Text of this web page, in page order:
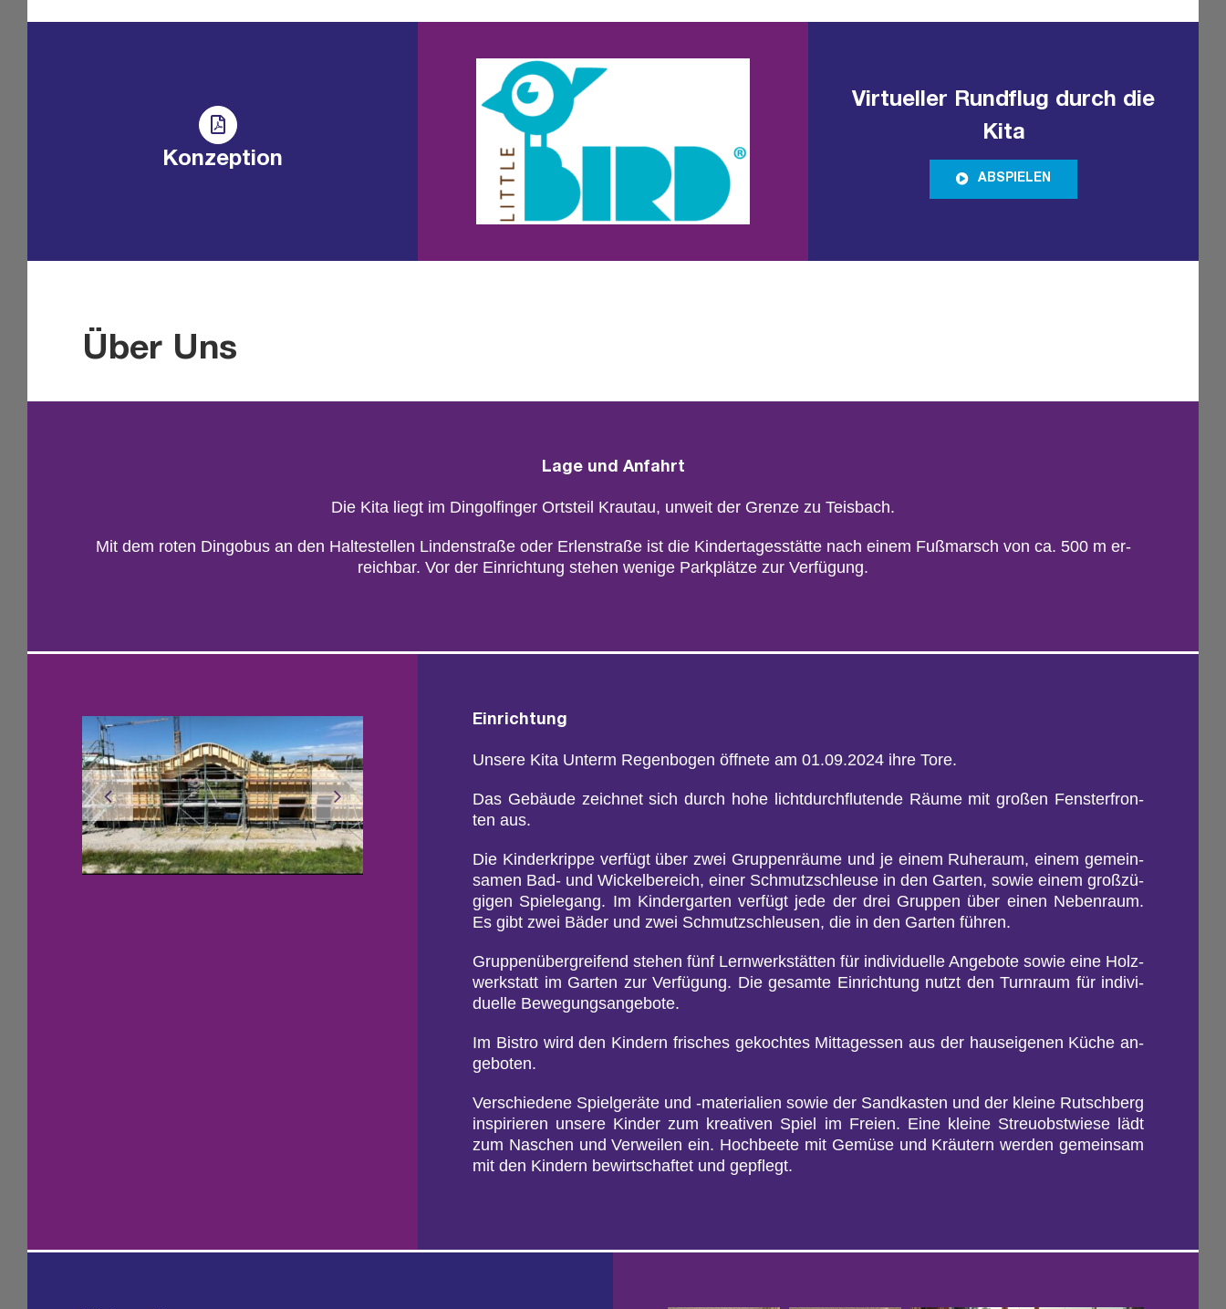
Konzeption
Virtueller Rundflug durch die
Kita
ABSPIELEN
Über Uns
Lage und An­fahrt
Die Kita liegt im Din­gol­fin­ger Orts­teil Krautau, un­weit der Gren­ze zu Teis­bach.
Mit dem roten Din­go­bus an den Hal­te­stel­len Lin­den­stra­ße oder Er­len­stra­ße ist die Kin­der­ta­ges­stät­te nach einem Fu­ß­marsch von ca. 500 m er­
reich­bar. Vor der Ein­rich­tung ste­hen we­ni­ge Park­plät­ze zur Ver­fü­gung.
Ein­rich­tung
Un­se­re Kita Un­term Re­gen­bo­gen öff­ne­te am 01.09.2024 ihre Tore.
Das Ge­bäu­de zeich­net sich durch hohe licht­durch­flu­ten­de Räume mit gro­ßen Fens­ter­fron­
ten aus.
Die Kin­der­krip­pe ver­fügt über zwei Grup­pen­räu­me und je einem Ru­he­raum, einem ge­mein­
sa­men Bad- und Wi­ckel­be­reich, einer Schmutz­schleu­se in den Gar­ten, sowie einem gro­ß­zü­
gi­gen Spie­le­gang. Im Kin­der­gar­ten ver­fügt jede der drei Grup­pen über einen Ne­ben­raum.
Es gibt zwei Bäder und zwei Schmutz­schleu­sen, die in den Gar­ten füh­ren.
Grup­pen­über­grei­fend ste­hen fünf Lern­werk­stät­ten für in­di­vi­du­el­le An­ge­bo­te sowie eine Holz­
werk­statt im Gar­ten zur Ver­fü­gung. Die ge­sam­te Ein­rich­tung nutzt den Turn­raum für in­di­vi­
du­el­le Be­we­gungs­an­ge­bo­te.
Im Bis­tro wird den Kin­dern fri­sches ge­koch­tes Mit­tag­essen aus der haus­ei­ge­nen Küche an­
ge­bo­ten.
Ver­schie­de­ne Spiel­ge­rä­te und -ma­te­ria­li­en sowie der Sand­kas­ten und der klei­ne Rutsch­berg
in­spi­rie­ren un­se­re Kin­der zum krea­ti­ven Spiel im Frei­en. Eine klei­ne Streu­obst­wie­se lädt
zum Na­schen und Ver­wei­len ein. Hoch­bee­te mit Ge­mü­se und Kräu­tern wer­den ge­mein­sam
mit den Kin­dern be­wirt­schaf­tet und ge­pflegt.